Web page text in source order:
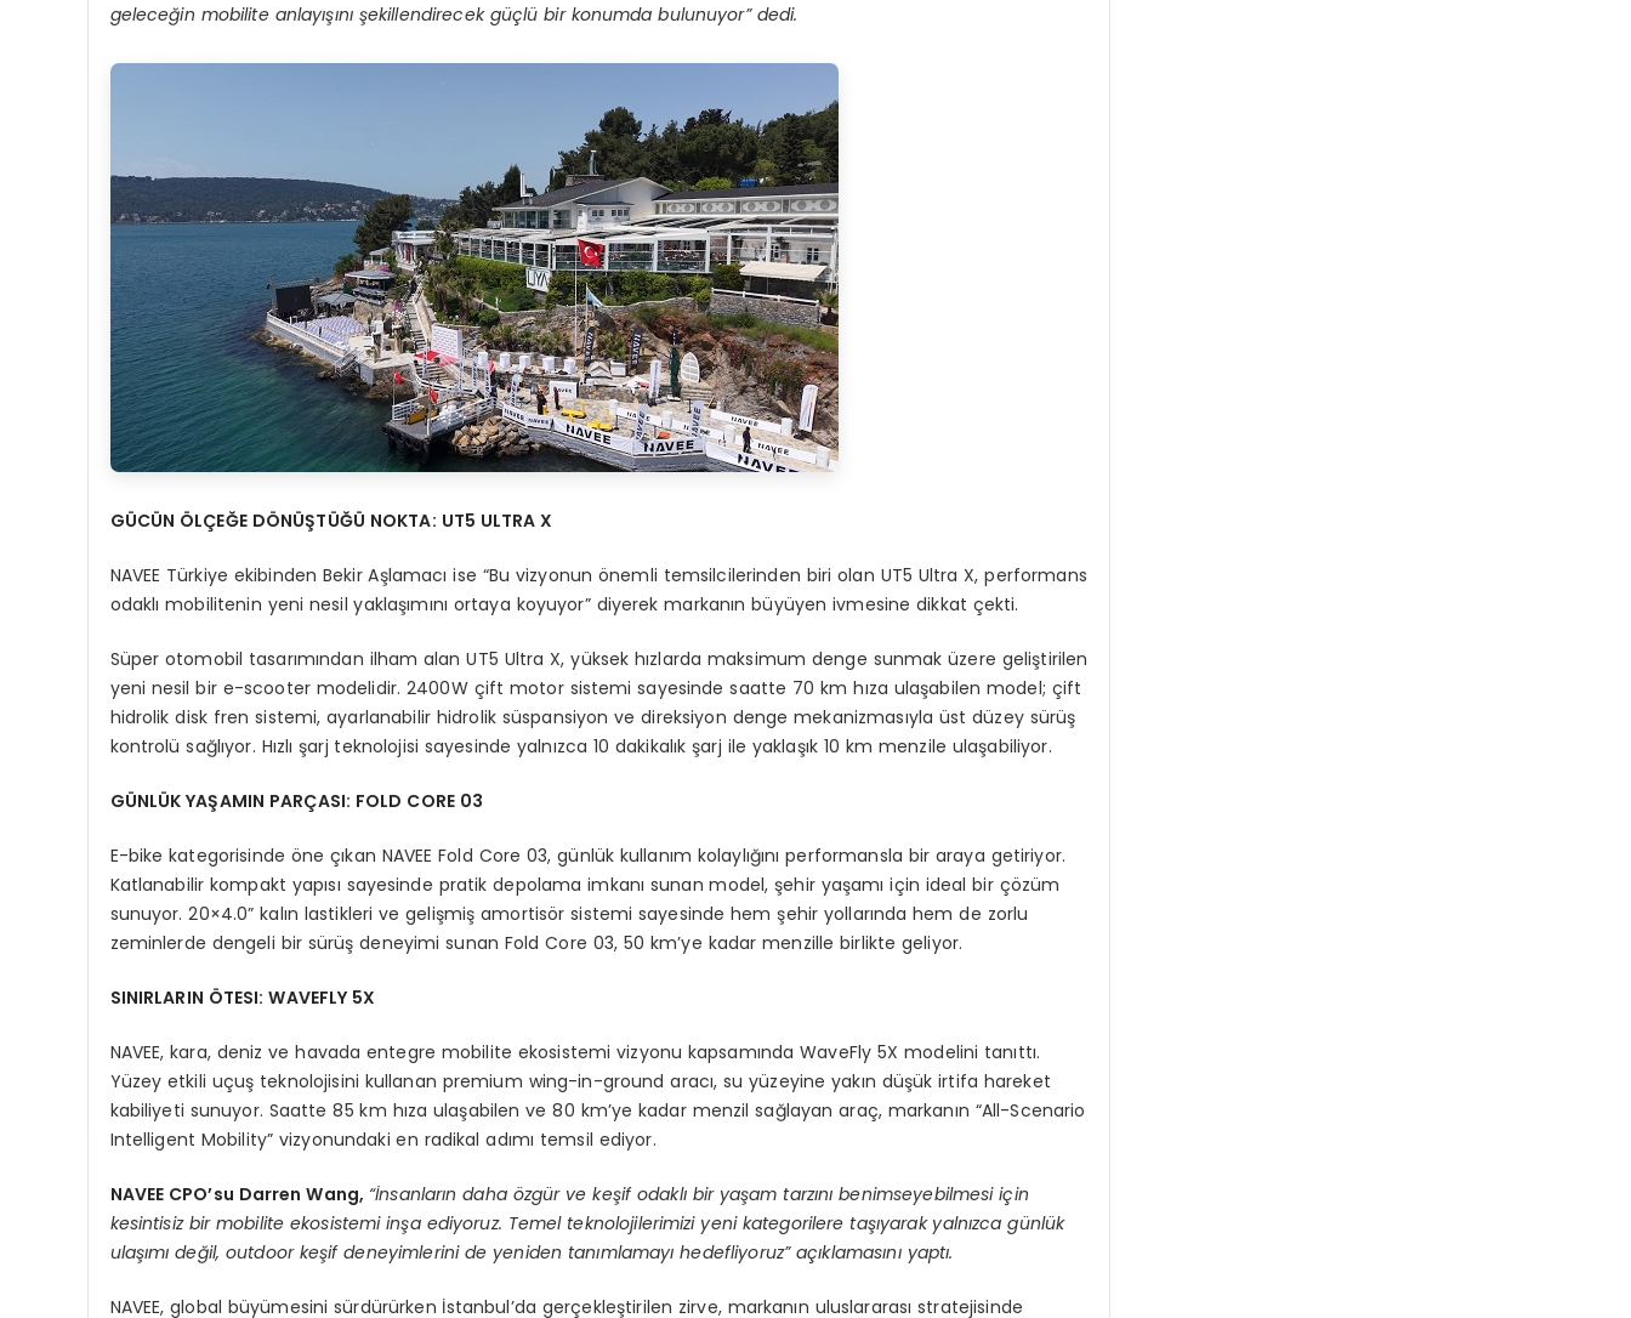
geleceğin mobilite anlayışını şekillendirecek güçlü bir konumda bulunuyor” dedi.
GÜCÜN ÖLÇEĞE DÖNÜŞTÜĞÜ NOKTA: UT5 ULTRA X
NAVEE Türkiye ekibinden Bekir Aşlamacı ise “Bu vizyonun önemli temsilcilerinden biri olan UT5 Ultra X, performans
odaklı mobilitenin yeni nesil yaklaşımını ortaya koyuyor” diyerek markanın büyüyen ivmesine dikkat çekti.
Süper otomobil tasarımından ilham alan UT5 Ultra X, yüksek hızlarda maksimum denge sunmak üzere geliştirilen
yeni nesil bir e-scooter modelidir. 2400W çift motor sistemi sayesinde saatte 70 km hıza ulaşabilen model; çift
hidrolik disk fren sistemi, ayarlanabilir hidrolik süspansiyon ve direksiyon denge mekanizmasıyla üst düzey sürüş
kontrolü sağlıyor. Hızlı şarj teknolojisi sayesinde yalnızca 10 dakikalık şarj ile yaklaşık 10 km menzile ulaşabiliyor.
GÜNLÜK YAŞAMIN PARÇASI: FOLD CORE 03
E-bike kategorisinde öne çıkan NAVEE Fold Core 03, günlük kullanım kolaylığını performansla bir araya getiriyor.
Katlanabilir kompakt yapısı sayesinde pratik depolama imkanı sunan model, şehir yaşamı için ideal bir çözüm
sunuyor. 20×4.0” kalın lastikleri ve gelişmiş amortisör sistemi sayesinde hem şehir yollarında hem de zorlu
zeminlerde dengeli bir sürüş deneyimi sunan Fold Core 03, 50 km’ye kadar menzille birlikte geliyor.
SINIRLARIN ÖTESI: WAVEFLY 5X
NAVEE, kara, deniz ve havada entegre mobilite ekosistemi vizyonu kapsamında WaveFly 5X modelini tanıttı.
Yüzey etkili uçuş teknolojisini kullanan premium wing-in-ground aracı, su yüzeyine yakın düşük irtifa hareket
kabiliyeti sunuyor. Saatte 85 km hıza ulaşabilen ve 80 km’ye kadar menzil sağlayan araç, markanın “All-Scenario
Intelligent Mobility” vizyonundaki en radikal adımı temsil ediyor.
NAVEE CPO’su Darren Wang, “İnsanların daha özgür ve keşif odaklı bir yaşam tarzını benimseyebilmesi için
kesintisiz bir mobilite ekosistemi inşa ediyoruz. Temel teknolojilerimizi yeni kategorilere taşıyarak yalnızca günlük
ulaşımı değil, outdoor keşif deneyimlerini de yeniden tanımlamayı hedefliyoruz” açıklamasını yaptı.
NAVEE, global büyümesini sürdürürken İstanbul’da gerçekleştirilen zirve, markanın uluslararası stratejisinde